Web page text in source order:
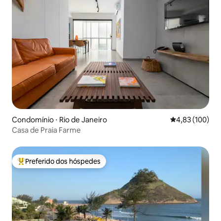
Condomínio ⋅ Rio de Janeiro 4,83 de uma
4,83 (100)
Casa de Praia Farme
Entre os melhores preferidos dos hóspedes
Preferido dos hóspedes